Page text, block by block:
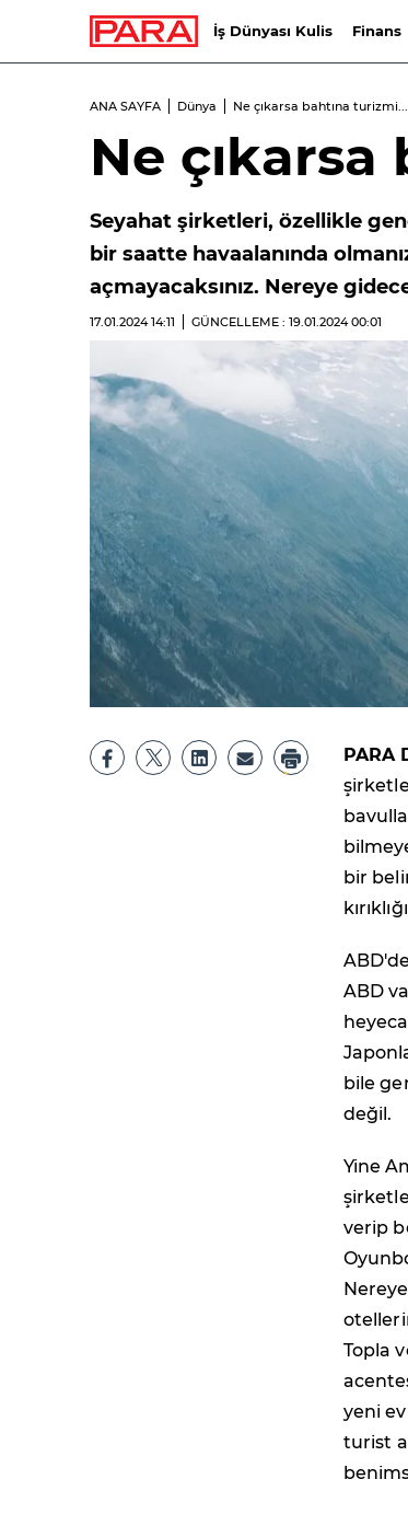
İş Dünyası Kulis Finans
ANA SAYFA Dünya Ne çıkarsa bahtına turizmi...
Ne
Seyahat şirketleri, özellikle
bir saatte havaalanında
açmayacaksınız. Nereye
17.01.202414:11 GÜNCELLEME : 19.01.202400:01
PARA
bir
ABD
bile
değil.
Yine
verip
Topla
yeni
turist